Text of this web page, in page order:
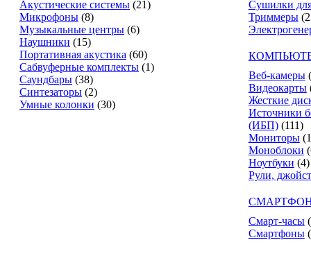
Акустические системы (21)
Микрофоны (8)
Музыкальные центры (6)
Наушники (15)
Портативная акустика (60)
Сабвуферные комплекты (1)
Саундбары (38)
Синтезаторы (2)
Умные колонки (30)
Сушилки
Триммеры
Веб-камеры
Видеокарты
Жесткие
Источники
(ИБП) (111)
Мониторы
Моноблоки
Ноутбуки (4)
Рули,
Смарт-часы
Смартфоны